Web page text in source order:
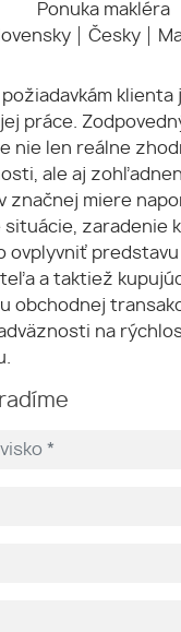
Ponuka makléra
Česky
klienta
práce.
nie len reálne
ale aj
značnej miere
situácie, zaradenie
ovplyvniť predstavu
a taktiež
obchodnej
na